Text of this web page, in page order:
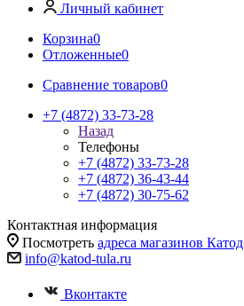
Личный кабинет
Корзина0
Отложенные0
Сравнение товаров0
+7 (4872) 33-73-28
Назад
Телефоны
+7 (4872) 33-73-28
+7 (4872) 36-43-44
+7 (4872) 30-75-62
Контактная информация
Посмотреть адреса магазинов Катод
info@katod-tula.ru
Вконтакте